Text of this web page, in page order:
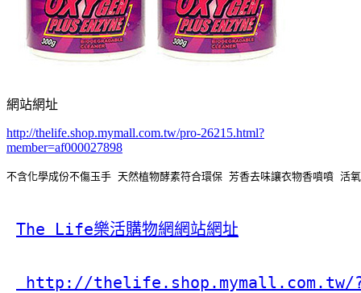
網站網址
http://thelife.shop.mymall.com.tw/pro-26215.html?
member=af000027898
不含化學成份不傷玉手 天然植物酵素符合環保 芳香去味讓衣物香噴噴 活
The Life樂活購物網網站網址
http://thelife.shop.mymall.com.tw/